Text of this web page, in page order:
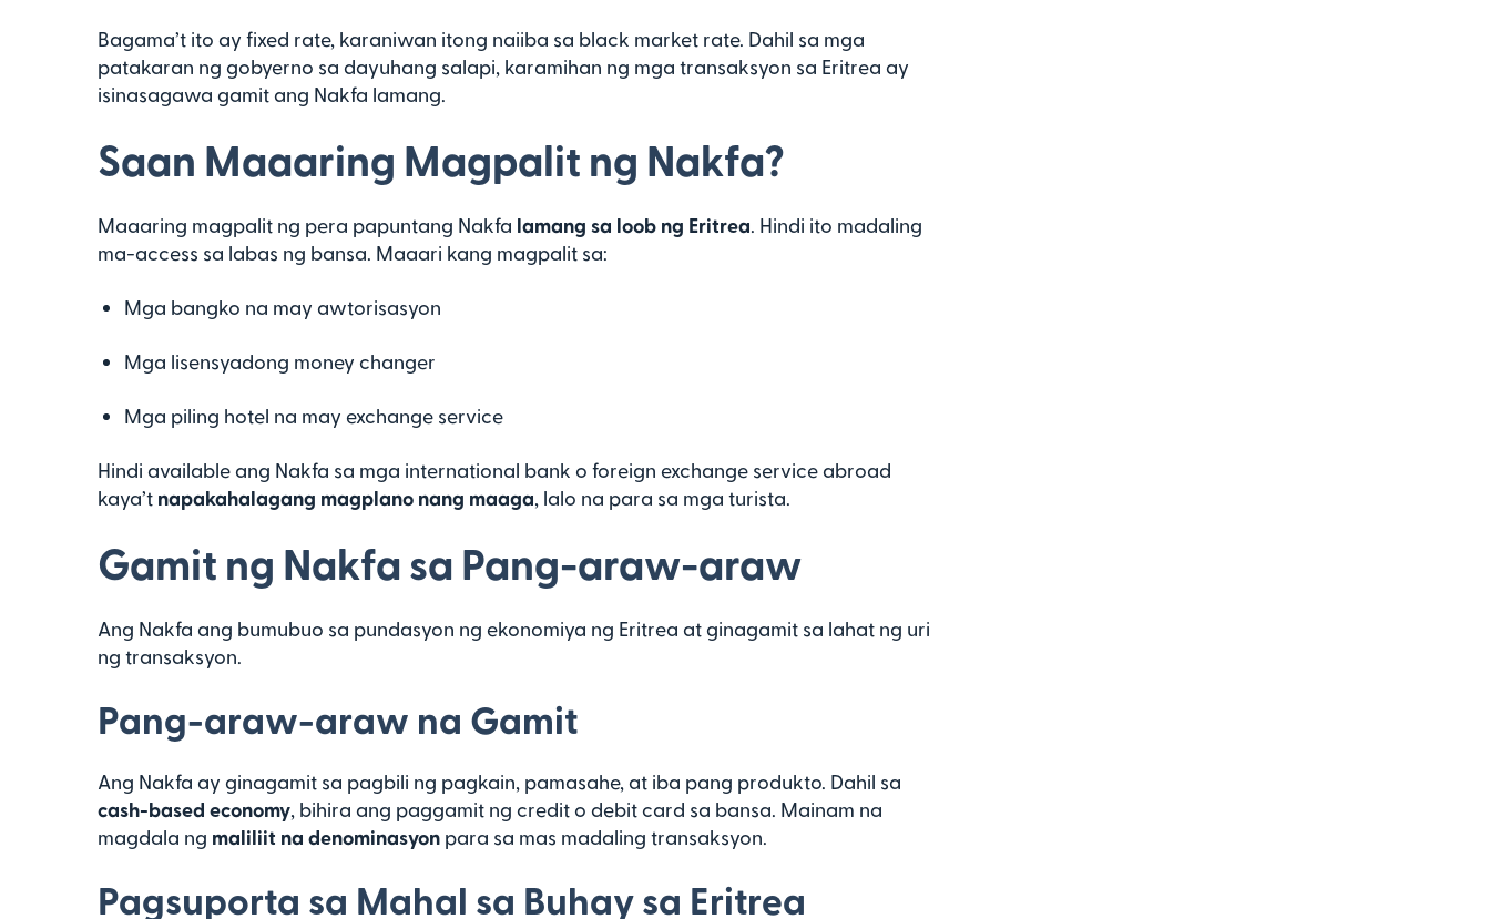
Bagama’t ito ay fixed rate, karaniwan itong naiiba sa black market rate. Dahil sa mga
patakaran ng gobyerno sa dayuhang salapi, karamihan ng mga transaksyon sa Eritrea ay
isinasagawa gamit ang Nakfa lamang.
Saan Maaaring Magpalit ng Nakfa?
Maaaring magpalit ng pera papuntang Nakfa lamang sa loob ng Eritrea . Hindi ito madaling
ma-access sa labas ng bansa. Maaari kang magpalit sa:
Mga bangko na may awtorisasyon
Mga lisensyadong money changer
Mga piling hotel na may exchange service
Hindi available ang Nakfa sa mga international bank o foreign exchange service abroad
kaya’t napakahalagang magplano nang maaga , lalo na para sa mga turista.
Gamit ng Nakfa sa Pang-araw-araw
Ang Nakfa ang bumubuo sa pundasyon ng ekonomiya ng Eritrea at ginagamit sa lahat ng uri
ng transaksyon.
Pang-araw-araw na Gamit
Ang Nakfa ay ginagamit sa pagbili ng pagkain, pamasahe, at iba pang produkto. Dahil sa
cash-based economy , bihira ang paggamit ng credit o debit card sa bansa. Mainam na
magdala ng maliliit na denominasyon para sa mas madaling transaksyon.
Pagsuporta sa Mahal sa Buhay sa Eritrea